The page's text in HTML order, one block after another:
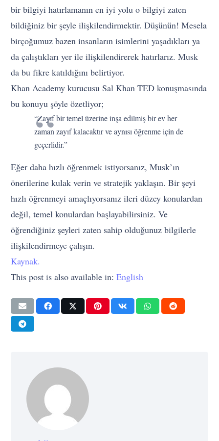
bir bilgiyi hatırlamanın en iyi yolu o bilgiyi zaten
bildiğiniz bir şeyle ilişkilendirmektir. Düşünün! Mesela
birçoğumuz bazen insanların isimlerini yaşadıkları ya
da çalıştıkları yer ile ilişkilendirerek hatırlarız. Musk
da bu fikre katıldığını belirtiyor.
Khan Academy kurucusu Sal Khan TED konuşmasında
bu konuyu şöyle özetliyor;
“Zayıf bir temel üzerine inşa edilmiş bir ev her
zaman zayıf kalacaktır ve aynısı öğrenme için de
geçerlidir.”
Eğer daha hızlı öğrenmek istiyorsanız, Musk’ın
önerilerine kulak verin ve stratejik yaklaşın. Bir şeyi
hızlı öğrenmeyi amaçlıyorsanız ileri düzey konulardan
değil, temel konulardan başlayabilirsiniz. Ve
öğrendiğiniz şeyleri zaten sahip olduğunuz bilgilerle
ilişkilendirmeye çalışın.
Kaynak.
This post is also available in:English